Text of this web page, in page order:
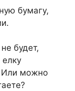
бумагу,
будет,
Или можно